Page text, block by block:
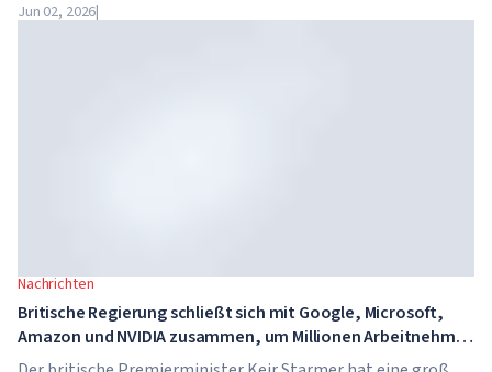
Die Schule hat keine traditionellen Lehrer, keine
Jun 02, 2026|
Nachrichten
Britische Regierung schließt sich mit Google, Microsoft,
Amazon und NVIDIA zusammen, um Millionen Arbeitnehmer
in KI-Kompetenzen zu schulen